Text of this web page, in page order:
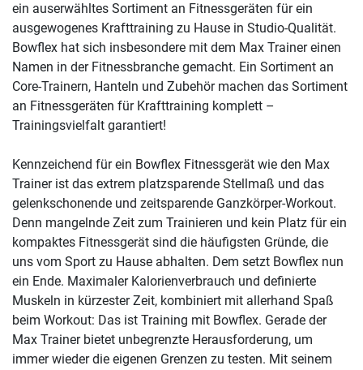
ein auserwähltes Sortiment an Fitnessgeräten für ein
ausgewogenes Krafttraining zu Hause in Studio-Qualität.
Bowflex hat sich insbesondere mit dem Max Trainer einen
Namen in der Fitnessbranche gemacht. Ein Sortiment an
Core-Trainern, Hanteln und Zubehör machen das Sortiment
an Fitnessgeräten für Krafttraining komplett –
Trainingsvielfalt garantiert!
Kennzeichend für ein Bowflex Fitnessgerät wie den Max
Trainer ist das extrem platzsparende Stellmaß und das
gelenkschonende und zeitsparende Ganzkörper-Workout.
Denn mangelnde Zeit zum Trainieren und kein Platz für ein
kompaktes Fitnessgerät sind die häufigsten Gründe, die
uns vom Sport zu Hause abhalten. Dem setzt Bowflex nun
ein Ende. Maximaler Kalorienverbrauch und definierte
Muskeln in kürzester Zeit, kombiniert mit allerhand Spaß
beim Workout: Das ist Training mit Bowflex. Gerade der
Max Trainer bietet unbegrenzte Herausforderung, um
immer wieder die eigenen Grenzen zu testen. Mit seinem